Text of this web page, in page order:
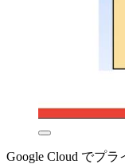
Google Cloud でプ